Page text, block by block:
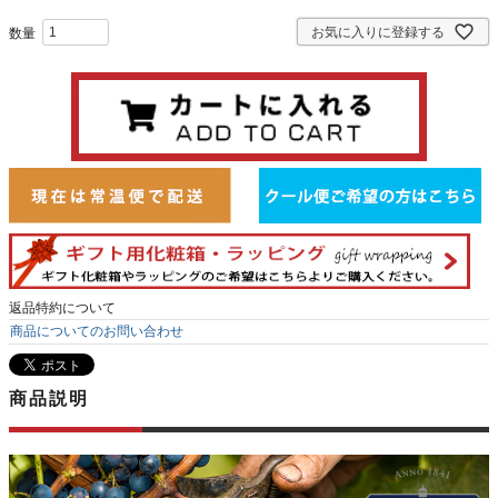
お気に入りに登録する
返品特約について
商品についてのお問い合わせ
商品説明